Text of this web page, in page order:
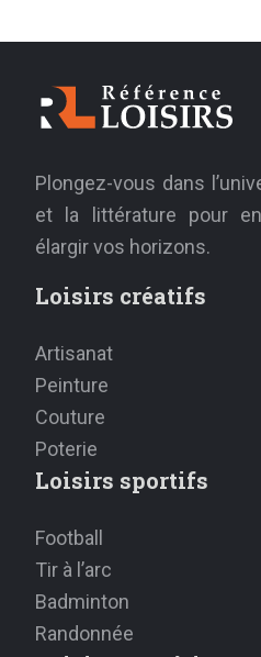
Plongez-vous dans
et la littérature pour
élargir vos horizons.
Loisirs créatifs
Artisanat
Peinture
Couture
Poterie
Loisirs sportifs
Football
Tir à l’arc
Badminton
Randonnée